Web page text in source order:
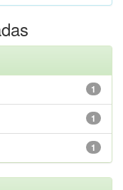
1
1
1